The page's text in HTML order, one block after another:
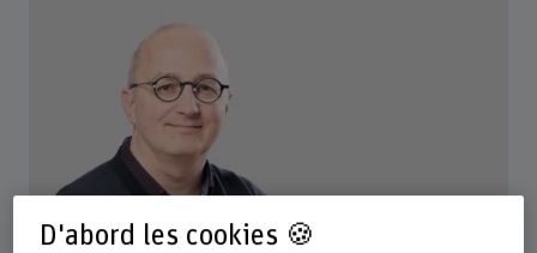
D'abord les cookies 🍪